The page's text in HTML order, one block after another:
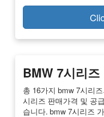
BMW 7시리즈
총 16가지 bmw 7시리
시리즈 판매가격 및 공
습니다. bmw 7시리즈